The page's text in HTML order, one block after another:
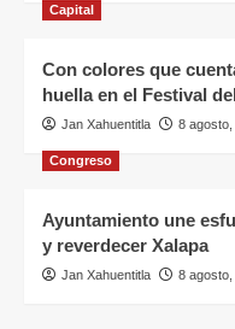
Capital
Con colores que
huella en el Festival
Jan Xahuentitla 8 agosto,
Congreso
Ayuntamiento une
y reverdecer Xalapa
Jan Xahuentitla 8 agosto,